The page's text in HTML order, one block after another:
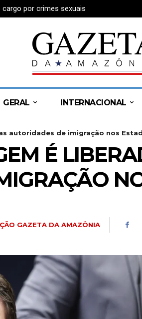
por crimes sexuais
GERAL INTERNACIONAL
autoridades de imigração nos
É
GAZETA DA AMAZÔNIA